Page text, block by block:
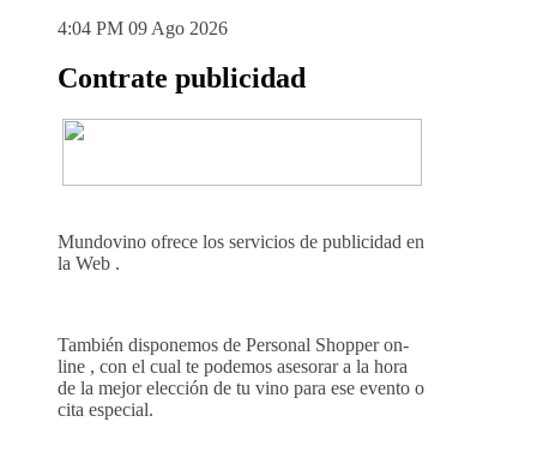
4:04 PM 09 Ago 2026
Contrate publicidad
Mundovino ofrece los servicios de publicidad en
la Web .
También disponemos de Personal Shopper on-
line , con el cual te podemos asesorar a la hora
de la mejor elección de tu vino para ese evento o
cita especial.